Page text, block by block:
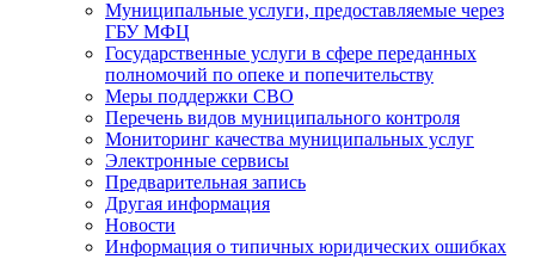
Муниципальные услуги, предоставляемые через
ГБУ МФЦ
Государственные услуги в сфере переданных
полномочий по опеке и попечительству
Меры поддержки СВО
Перечень видов муниципального контроля
Мониторинг качества муниципальных услуг
Электронные сервисы
Предварительная запись
Другая информация
Новости
Информация о типичных юридических ошибках